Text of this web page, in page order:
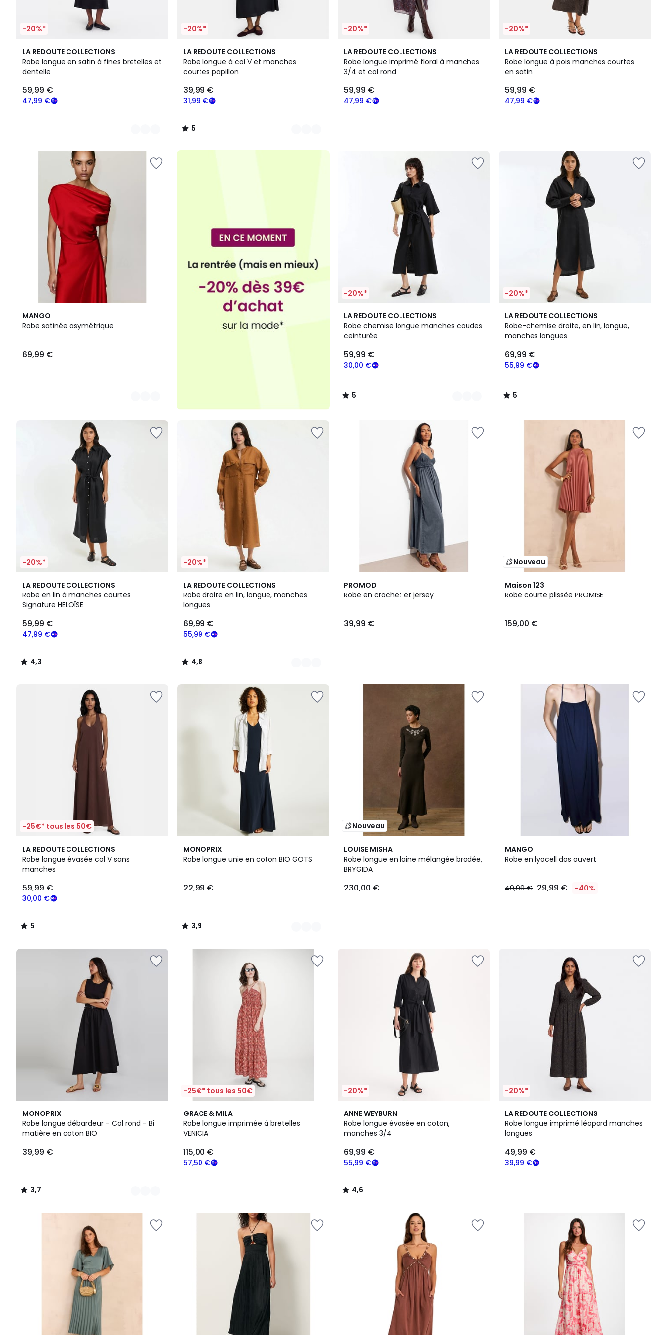
-20%*
LA REDOUTE COLLECTIONS
Robe longue en satin à fines bretelles et
dentelle
€
souscrivez
payer
47,99 €
59,99 €
2
Couleurs
-20%*
LA REDOUTE COLLECTIONS
Robe longue à col V et manches
courtes papillon
31,99 €
39,99 €
5
/
5
2
Couleurs
5
/
-20%*
LA REDOUTE COLLECTIONS
Robe longue imprimé floral à manches
3/4 et col rond
47,99 €
59,99 €
-20%*
LA REDOUTE COLLECTIONS
Robe longue à pois manches courtes
en satin
47,99 €
59,99 €
MANGO
Robe satinée asymétrique
69,99 €
3
Couleurs
-20%*
LA REDOUTE COLLECTIONS
Robe chemise longue manches coudes
ceinturée
30,00 €
59,99 €
5
/
5
2
Couleurs
5
/
-20%*
LA REDOUTE COLLECTIONS
Robe-chemise droite, en lin, longue,
manches longues
55,99 €
69,99 €
5
/
5
5
/
-20%*
LA REDOUTE COLLECTIONS
Robe en lin à manches courtes
Signature HELOÏSE
47,99 €
59,99 €
4,3
/ 5
4,3
/
-20%*
LA REDOUTE COLLECTIONS
Robe droite en lin, longue, manches
longues
55,99 €
69,99 €
4,8
/ 5
2
Couleurs
4,8
/
PROMOD
Robe en crochet et jersey
39,99 €
Nouveau
Maison 123
Robe courte plissée PROMISE
159,00 €
-25€* tous les 50€
LA REDOUTE COLLECTIONS
Robe longue évasée col V sans
manches
30,00 €
59,99 €
5
/
5
5
/
MONOPRIX
Robe longue unie en coton BIO GOTS
22,99 €
3,9
/ 5
3
Couleurs
3,9
/
Nouveau
LOUISE MISHA
Robe longue en laine mélangée brodée,
BRYGIDA
230,00 €
MANGO
Robe en lyocell dos ouvert
49,99 € 29,99 € -40%
MONOPRIX
Robe longue débardeur - Col rond - Bi
matière en coton BIO
39,99 €
3,7
/ 5
4
Couleurs
3,7
/
-25€* tous les 50€
GRACE & MILA
Robe longue imprimée à bretelles
VENICIA
57,50 €
115,00 €
-20%*
ANNE WEYBURN
Robe longue évasée en coton,
manches 3/4
55,99 €
69,99 €
4,6
/ 5
4,6
/
-20%*
LA REDOUTE COLLECTIONS
Robe longue imprimé léopard manches
longues
39,99 €
49,99 €